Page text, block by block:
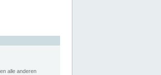
alle anderen